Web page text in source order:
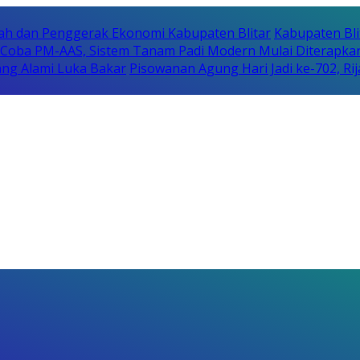
dan Penggerak Ekonomi Kabupaten Blitar Kabupaten
PM-AAS, Sistem Tanam Padi Modern Mulai
Alami Luka Bakar Pisowanan Agung Hari Jadi ke-702,